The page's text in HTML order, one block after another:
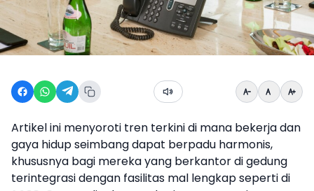
Artikel ini menyoroti tren terkini di mana bekerja dan
gaya hidup seimbang dapat berpadu harmonis,
khususnya bagi mereka yang berkantor di gedung
terintegrasi dengan fasilitas mal lengkap seperti di